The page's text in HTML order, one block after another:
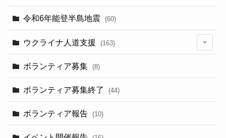
令和6年能登半島地震 (60)
ウクライナ人道支援 (163)
ボランティア募集 (8)
ボランティア募集終了 (44)
ボランティア報告 (10)